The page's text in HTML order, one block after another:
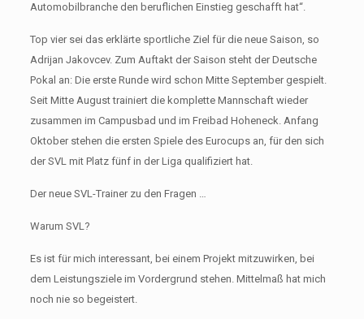
Automobilbranche den beruflichen Einstieg geschafft hat“.
Top vier sei das erklärte sportliche Ziel für die neue Saison, so
Adrijan Jakovcev. Zum Auftakt der Saison steht der Deutsche
Pokal an: Die erste Runde wird schon Mitte September gespielt.
Seit Mitte August trainiert die komplette Mannschaft wieder
zusammen im Campusbad und im Freibad Hoheneck. Anfang
Oktober stehen die ersten Spiele des Eurocups an, für den sich
der SVL mit Platz fünf in der Liga qualifiziert hat.
Der neue SVL-Trainer zu den Fragen …
Warum SVL?
Es ist für mich interessant, bei einem Projekt mitzuwirken, bei
dem Leistungsziele im Vordergrund stehen. Mittelmaß hat mich
noch nie so begeistert.